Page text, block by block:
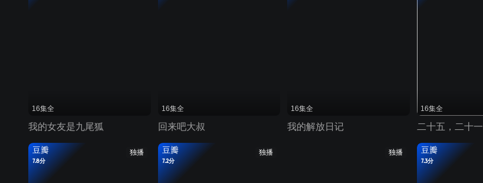
16集全
我的女友是九尾狐
16集全
回来吧大叔
16集全
我的解放日记
16集全
二十五，二十一
独播
豆瓣
7.8分
独播
豆瓣
7.2分
独播 豆瓣
7.3分